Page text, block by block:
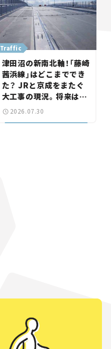
Traffic
津田沼の新南北軸！「藤崎
茜浜線」はどこまででき
た？ JRと京成をまたぐ
大工事の現況。将来は
「習志野～鎌ケ谷」を最短
2026.07.30